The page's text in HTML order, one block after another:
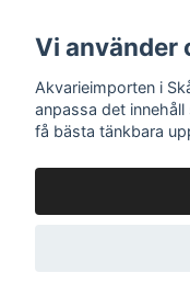
Vi använder
Akvarieimporten i
anpassa det
få bästa tänkbara